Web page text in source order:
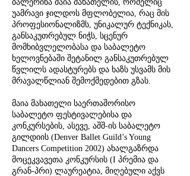
ბალერინა მაია მახათელის, რომელიც
უამრავი ჯილდოს მფლობელია, რაც მის
პროფესიონალიზმს, უნიკალურ ტექნიკას,
განსაკუთრებულ ნიჭს, სცენურ
მომხიბვლელობასა და საბალეტო
ხელოვნებაში შეტანილ განსაკუთრებულ
წვლილს ადასტურებს და ხაზს უსვამს მის
მრავალწლიან შემოქმედებით გზას.
მაია მახათელი საერთაშორისო
საბალეტო ფესტივალებისა და
კონკურსების, ასევე, აშშ-ის საბალეტო
გილდიის (Denver Ballet Guild’s Young
Dancers Competition 2002) ახალგაზრდა
მოცეკვავეთა კონკურსის (I პრემია და
გრან-პრი) ლაურეატია, მიღებული აქვს